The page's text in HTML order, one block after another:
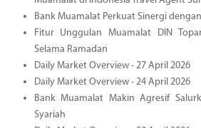
Bank Muamalat Perkuat Sinergi dengan
Fitur Unggulan Muamalat DIN
Selama Ramadan
Daily Market Overview - 27 April 2026
Daily Market Overview - 24 April 2026
Bank Muamalat Makin Agresif
Syariah